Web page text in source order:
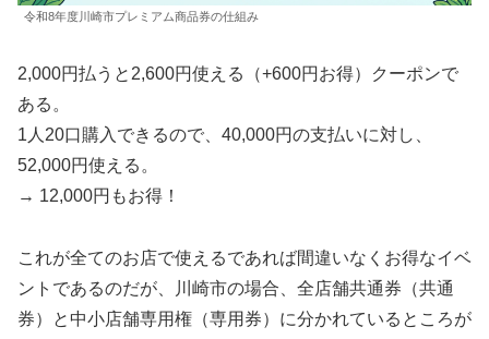
令和8年度川崎市プレミアム商品券の仕組み
2,000円払うと2,600円使える（+600円お得）クーポンで
ある。
1人20口購入できるので、40,000円の支払いに対し、
52,000円使える。
→ 12,000円もお得！
これが全てのお店で使えるであれば間違いなくお得なイベ
ントであるのだが、川崎市の場合、全店舗共通券（共通
券）と中小店舗専用権（専用券）に分かれているところが